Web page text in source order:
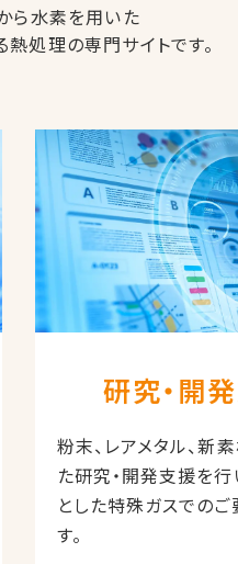
ら水素を用いた
処理の専門サイトです。
研究・開
粉末、レアメタル、新
た研究・開発支援を行
とした特殊ガスでの
す。